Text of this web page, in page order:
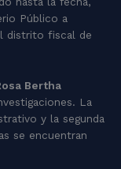
Público a
distrito fiscal de
Bertha
La
y la segunda
se encuentran